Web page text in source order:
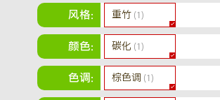
风格: 重竹 (1)
颜色: 碳化 (1)
色调: 棕色调 (1)